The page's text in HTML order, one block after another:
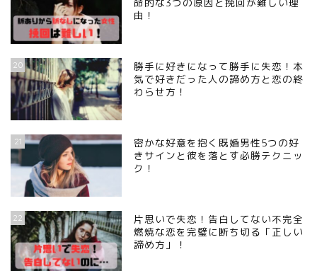
由！
20
勝手に好きになって勝手に失恋！本
気で好きだった人の諦め方と恋の終
わらせ方！
21
密かな好意を抱く既婚男性5つの好
きサインと彼を落とす必勝テクニッ
ク！
22
片思いで失恋！告白してない不完全
燃焼な恋を完璧に断ち切る「正しい
諦め方」！